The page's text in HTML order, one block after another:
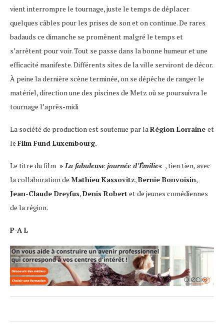
vient interrompre le tournage, juste le temps de déplacer
quelques câbles pour les prises de son et on continue. De rares
badauds ce dimanche se promènent malgré le temps et
s’arrêtent pour voir. Tout se passe dans la bonne humeur et une
efficacité manifeste. Différents sites de la ville serviront de décor.
À peine la dernière scène terminée, on se dépêche de ranger le
matériel, direction une des piscines de Metz où se poursuivra le
tournage l’après-midi
La société de production est soutenue par la Région Lorraine et
le Film Fund Luxembourg.
Le titre du film » La fabuleuse journée d’Émilie« , tien tien, avec
la collaboration de Mathieu Kassovitz,Bernie Bonvoisin,
Jean-Claude Dreyfus,Denis Robert et de jeunes comédiennes
de la région.
P-A L